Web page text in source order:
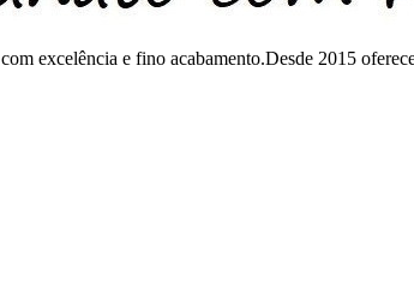
com excelência e fino acabamento.Desde 2015